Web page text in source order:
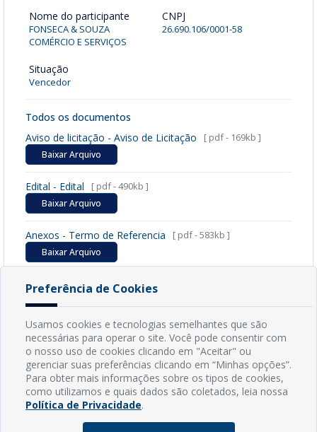
Nome do participante
FONSECA & SOUZA
COMÉRCIO E SERVIÇOS
CNPJ
26.690.106/0001-58
Situação
Vencedor
Todos os documentos
Aviso de licitação - Aviso de Licitação
[ pdf - 169kb ]
Baixar Arquivo
Edital - Edital [ pdf - 490kb ]
Baixar Arquivo
Anexos - Termo de Referencia [ pdf - 583kb ]
Baixar Arquivo
Homologação - Homologação
Baixar Arquivo
INFORMAÇÕES
Endereço: Rua Capitão Vicente de Brito, S/N - Centro
Preferência de Cookies
Usamos cookies e tecnologias semelhantes que são
necessárias para operar o site. Você pode consentir com
o nosso uso de cookies clicando em "Aceitar" ou
gerenciar suas preferências clicando em “Minhas opções”.
Para obter mais informações sobre os tipos de cookies,
como utilizamos e quais dados são coletados, leia nossa
Política de Privacidade.